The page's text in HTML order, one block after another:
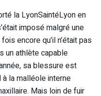
la LyonSaintéLyon en
imposé malgré une
encore qu’il n’était pas
un athlète capable
sa blessure est
la malléole interne
Mais loin de fuir